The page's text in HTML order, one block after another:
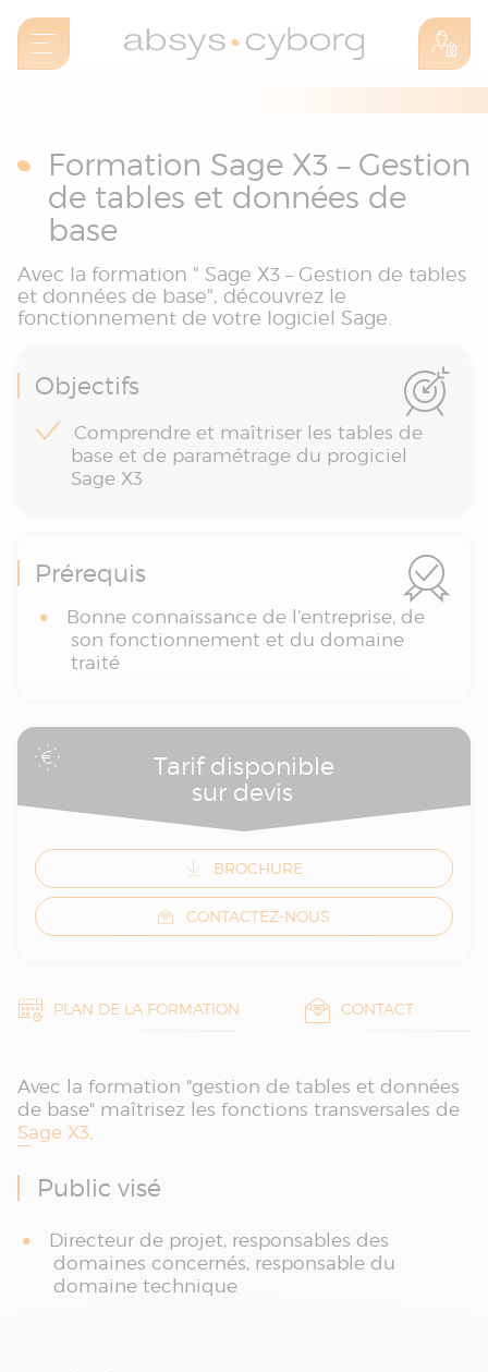
Formation Sage X3 – Gestion
de tables et données de
base
Avec la formation " Sage X3 – Gestion de tables
et données de base", découvrez le
fonctionnement de votre logiciel Sage.
Objectifs
Comprendre et maîtriser les tables de
base et de paramétrage du progiciel
Sage X3
Prérequis
Bonne connaissance de l’entreprise, de
son fonctionnement et du domaine
traité
Tarif disponible
sur devis
BROCHURE
CONTACTEZ-NOUS
PLAN DE LA FORMATION CONTACT
Avec la formation "gestion de tables et données
de base" maîtrisez les fonctions transversales de
Sage X3.
Public visé
Directeur de projet, responsables des
domaines concernés, responsable du
domaine technique